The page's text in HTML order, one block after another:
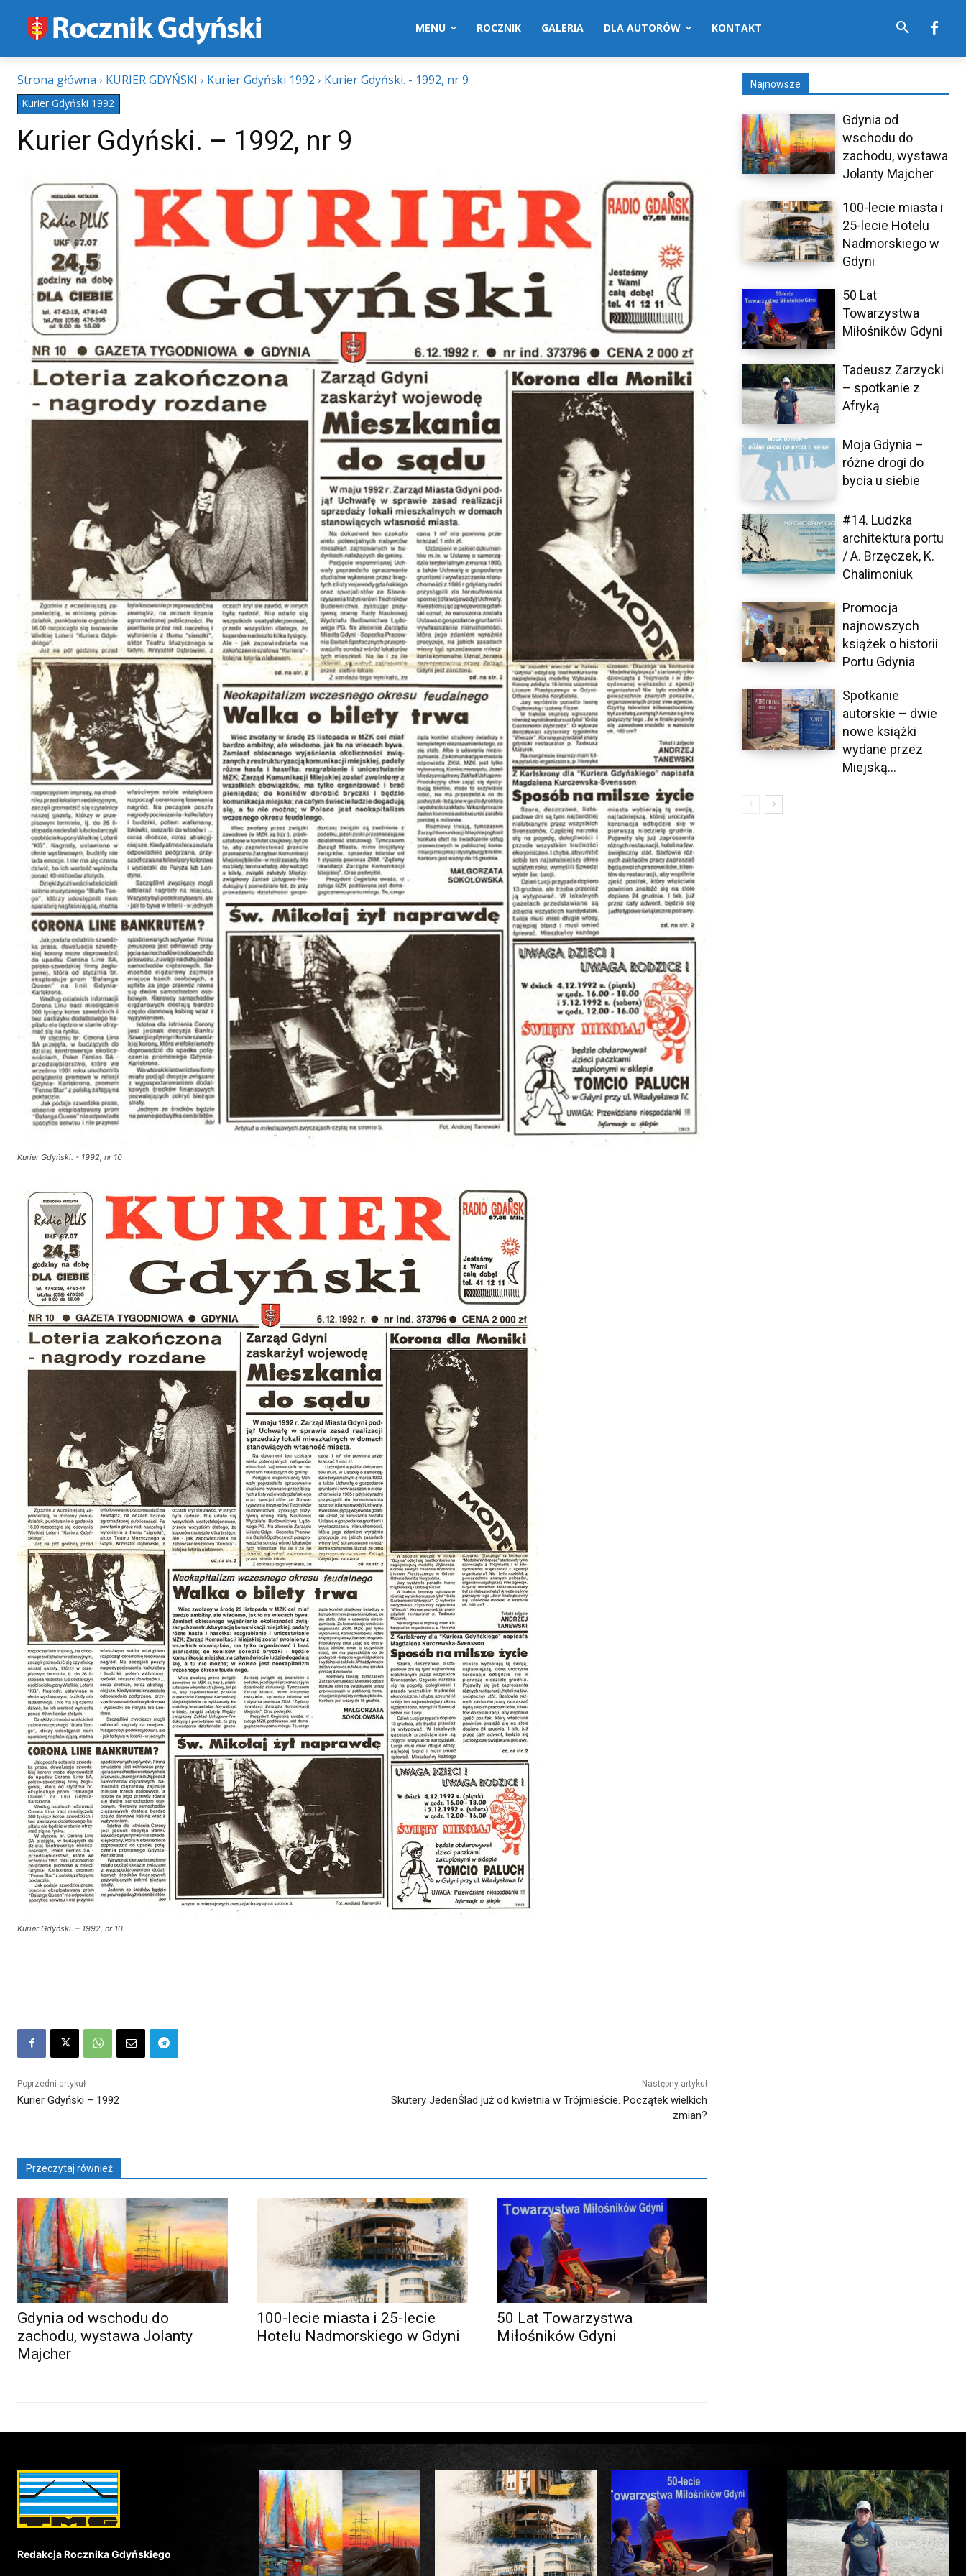
MENU ROCZNIK GALERIA DLA AUTORÓW KONTAKT
Strona główna KURIER GDYŃSKI Kurier Gdyński 1992 Kurier Gdyński. - 1992, nr 9
Kurier Gdyński 1992
Kurier Gdyński. – 1992, nr 9
Kurier Gdyński. - 1992, nr 10
Kurier Gdyński. – 1992, nr 10
Poprzedni artykuł
Kurier Gdyński – 1992
Następny artykuł
Skutery JedenŚlad już od kwietnia w Trójmieście. Początek wielkich
zmian?
Przeczytaj również
Gdynia od wschodu do
zachodu, wystawa Jolanty
Majcher
100-lecie miasta i 25-lecie
Hotelu Nadmorskiego w Gdyni
50 Lat Towarzystwa
Miłośników Gdyni
Najnowsze
Gdynia od
wschodu do
zachodu, wystawa
Jolanty Majcher
100-lecie miasta i
25-lecie Hotelu
Nadmorskiego w
Gdyni
50 Lat
Towarzystwa
Miłośników Gdyni
Tadeusz Zarzycki
– spotkanie z
Afryką
Moja Gdynia –
różne drogi do
bycia u siebie
#14. Ludzka
architektura portu
/ A. Brzęczek, K.
Chalimoniuk
Promocja
najnowszych
książek o historii
Portu Gdynia
Spotkanie
autorskie – dwie
nowe książki
wydane przez
Miejską...
Redakcja Rocznika Gdyńskiego